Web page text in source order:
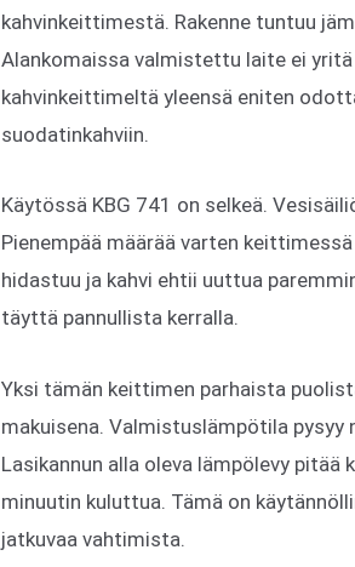
kahvinkeittimestä. Rakenne tuntuu
Alankomaissa valmistettu laite ei
kahvinkeittimeltä yleensä eniten
suodatinkahviin.
Käytössä KBG 741 on selkeä.
Pienempää määrää varten
hidastuu ja kahvi ehtii uuttua
täyttä pannullista kerralla.
Yksi tämän keittimen parhaista
makuisena. Valmistuslämpötila pysyy
Lasikannun alla oleva lämpölevy
minuutin kuluttua. Tämä on
jatkuvaa vahtimista.